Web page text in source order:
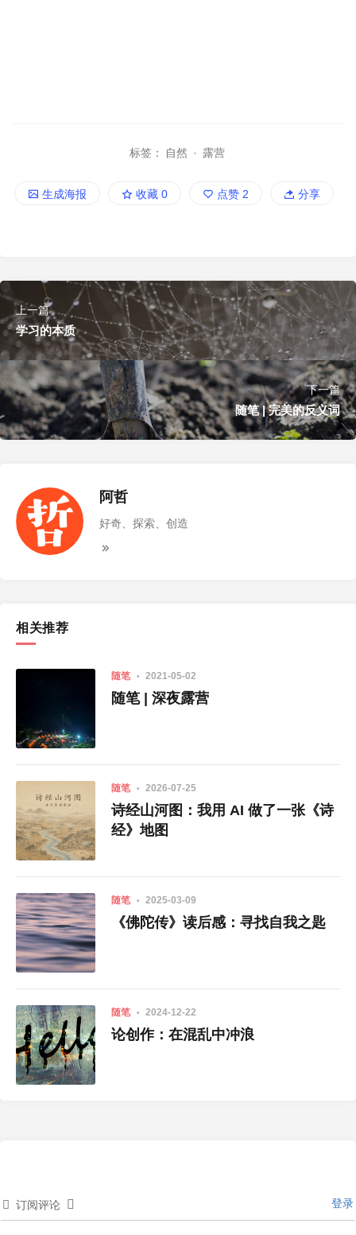
标签： 自然 · 露营
生成海报 收藏 0 点赞 2 分享
上一篇
学习的本质
下一篇
随笔 | 完美的反义词
阿哲
好奇、探索、创造
相关推荐
随笔 2021-05-02
随笔 | 深夜露营
随笔 2026-07-25
诗经山河图：我用 AI 做了一张《诗
经》地图
随笔 2025-03-09
《佛陀传》读后感：寻找自我之匙
随笔 2024-12-22
论创作：在混乱中冲浪
订阅评论 登录